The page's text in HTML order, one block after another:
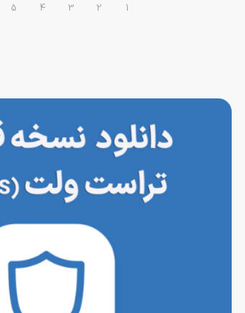
1
2
3
4
5